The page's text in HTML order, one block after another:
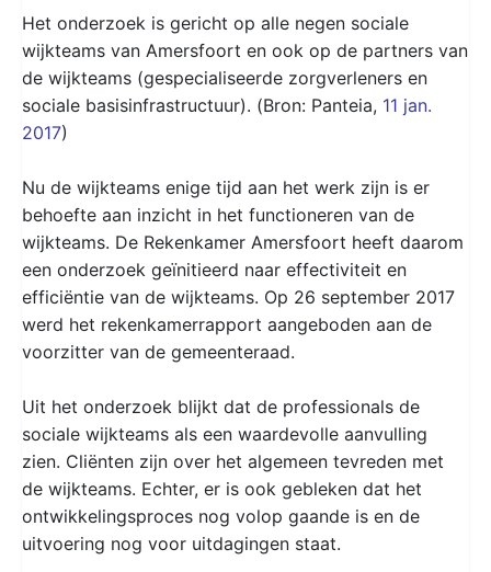
Het onderzoek is gericht op alle negen sociale
wijkteams van Amersfoort en ook op de partners van
de wijkteams (gespecialiseerde zorgverleners en
sociale basisinfrastructuur). (Bron: Panteia, 11 jan.
2017)
Nu de wijkteams enige tijd aan het werk zijn is er
behoefte aan inzicht in het functioneren van de
wijkteams. De Rekenkamer Amersfoort heeft daarom
een onderzoek geïnitieerd naar effectiviteit en
efficiëntie van de wijkteams. Op 26 september 2017
werd het rekenkamerrapport aangeboden aan de
voorzitter van de gemeenteraad.
Uit het onderzoek blijkt dat de professionals de
sociale wijkteams als een waardevolle aanvulling
zien. Cliënten zijn over het algemeen tevreden met
de wijkteams. Echter, er is ook gebleken dat het
ontwikkelingsproces nog volop gaande is en de
uitvoering nog voor uitdagingen staat.